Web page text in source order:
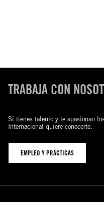
TRABAJA CON
Si tienes talento y te apasionan
Internacional quiere conocerte.
EMPLEO Y PRÁCTICAS